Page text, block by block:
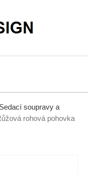
Sedací soupravy a
rohová pohovka